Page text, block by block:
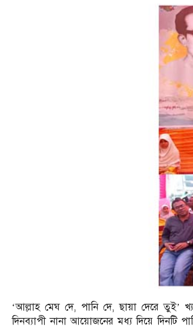
‘আল্লাহ মেঘ দে, পানি দে, ছায়া দেরে তুই’
দিনব্যাপী নানা আয়োজনের মধ্য দিয়ে দিনটি